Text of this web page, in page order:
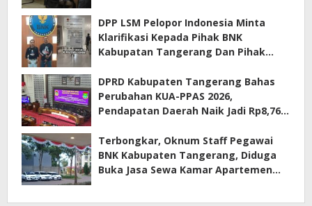
DPP LSM Pelopor Indonesia Minta
Klarifikasi Kepada Pihak BNK
Kabupatan Tangerang Dan Pihak
Terkait Sewa Kamar Per Jam
DPRD Kabupaten Tangerang Bahas
Perubahan KUA-PPAS 2026,
Pendapatan Daerah Naik Jadi Rp8,76
Terbongkar, Oknum Staff Pegawai
BNK Kabupaten Tangerang, Diduga
Buka Jasa Sewa Kamar Apartemen